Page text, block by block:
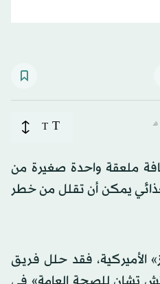
T
T
ملعقة واحدة صغيرة من
يمكن أن تقلل من خطر
فقد حلل فريق